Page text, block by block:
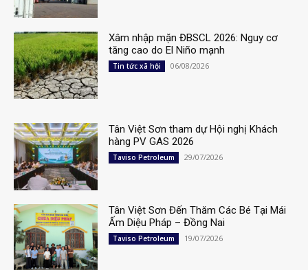
Xâm nhập mặn ĐBSCL 2026: Nguy cơ
tăng cao do El Niño mạnh
Tin tức xã hội 06/08/2026
Tân Việt Sơn tham dự Hội nghị Khách
hàng PV GAS 2026
Taviso Petroleum 29/07/2026
Tân Việt Sơn Đến Thăm Các Bé Tại Mái
Ấm Diệu Pháp – Đồng Nai
Taviso Petroleum 19/07/2026